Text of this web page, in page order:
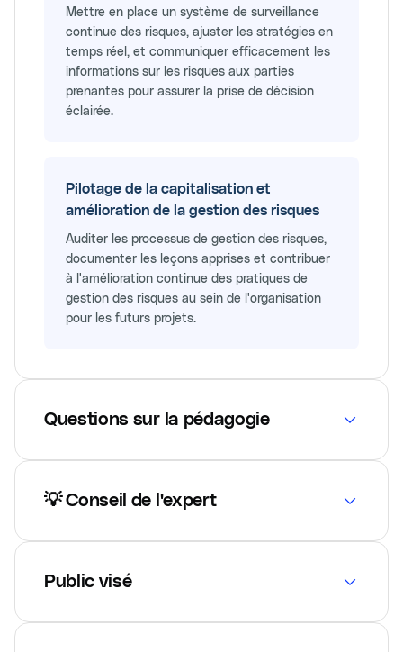
Mettre en place un système de surveillance
continue des risques, ajuster les stratégies en
temps réel, et communiquer efficacement les
informations sur les risques aux parties
prenantes pour assurer la prise de décision
éclairée.
Pilotage de la capitalisation et
amélioration de la gestion des risques
Auditer les processus de gestion des risques,
documenter les leçons apprises et contribuer
à l'amélioration continue des pratiques de
gestion des risques au sein de l'organisation
pour les futurs projets.
Questions sur la pédagogie
💡 Conseil de l'expert
Public visé